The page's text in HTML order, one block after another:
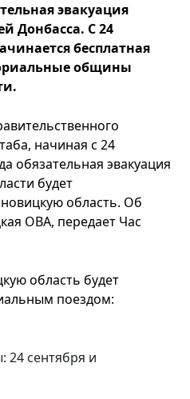
эвакуация
Донбасса. С 24
бесплатная
общины
начиная с 24
обязательная эвакуация
будет
область. Об
ОВА, передает Час
область будет
поездом:
сентября и